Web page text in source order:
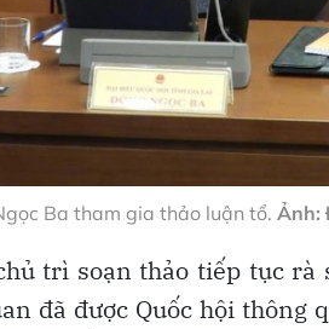
Ba tham gia thảo luận tổ. Ảnh:
trì soạn thảo tiếp tục rà
đã được Quốc hội thông